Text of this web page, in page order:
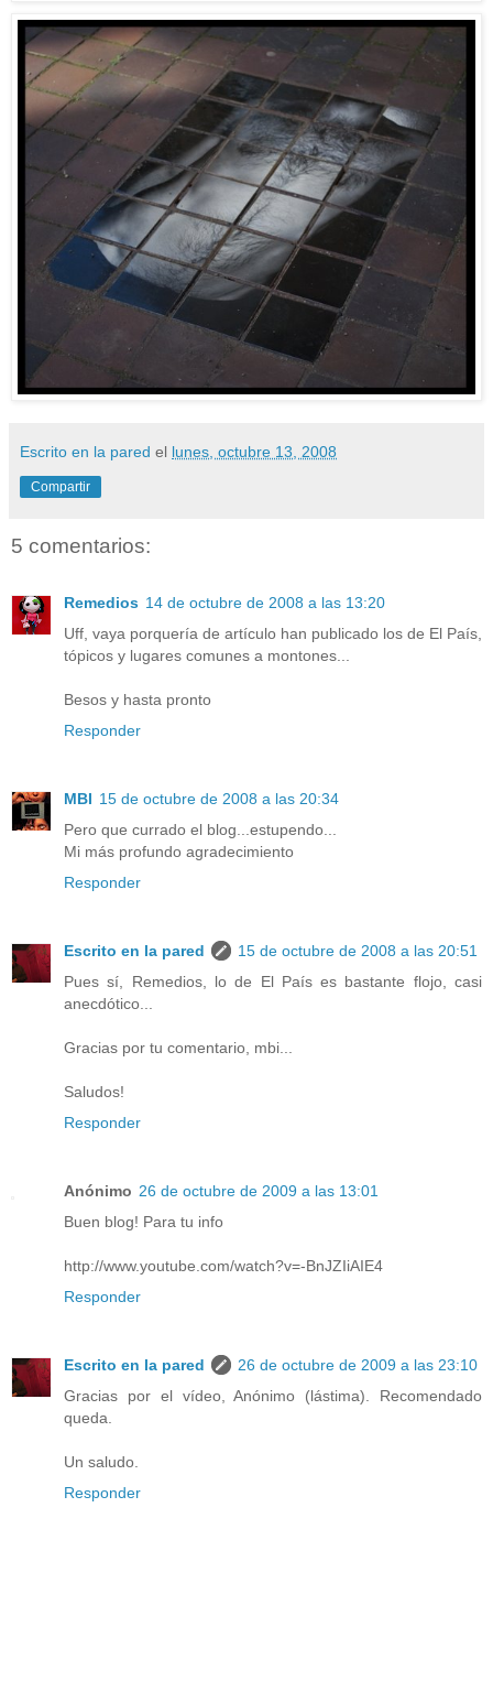
Escrito en la pared el lunes, octubre 13, 2008
Compartir
5 comentarios:
Remedios 14 de octubre de 2008 a las 13:20
Uff, vaya porquería de artículo han publicado los de El País,
tópicos y lugares comunes a montones...
Besos y hasta pronto
Responder
MBI 15 de octubre de 2008 a las 20:34
Pero que currado el blog...estupendo...
Mi más profundo agradecimiento
Responder
Escrito en la pared
15 de octubre de 2008 a las 20:51
Pues sí, Remedios, lo de El País es bastante flojo, casi
anecdótico...
Gracias por tu comentario, mbi...
Saludos!
Responder
Anónimo 26 de octubre de 2009 a las 13:01
Buen blog! Para tu info
http://www.youtube.com/watch?v=-BnJZIiAIE4
Responder
Escrito en la pared
26 de octubre de 2009 a las 23:10
Gracias por el vídeo, Anónimo (lástima). Recomendado
queda.
Un saludo.
Responder